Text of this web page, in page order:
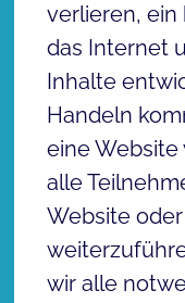
verlieren, ein
das Internet
Inhalte
Handeln
eine
alle
Website
wir alle